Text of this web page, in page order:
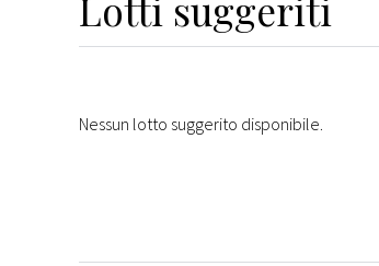
Lotti suggeriti
Nessun lotto suggerito disponibile.